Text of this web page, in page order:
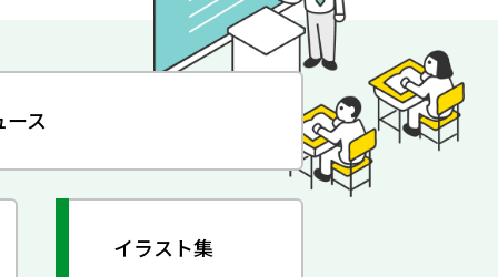
ース
イラスト集